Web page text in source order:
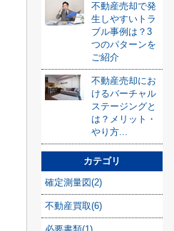
不動産売却で発
生しやすいトラ
ブル事例は？3
つのパターンを
ご紹介
不動産売却にお
けるバーチャル
ステージングと
は？メリット・
やり方...
カテゴリ
確定測量図(2)
不動産買取(6)